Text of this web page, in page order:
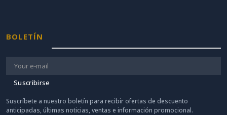
BOLETÍN
Suscribirse
Suscríbete a nuestro boletín para recibir ofertas de descuento
anticipadas, últimas noticias, ventas e información promocional.